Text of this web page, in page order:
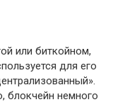
или биткойном,
для его
блокчейн немного